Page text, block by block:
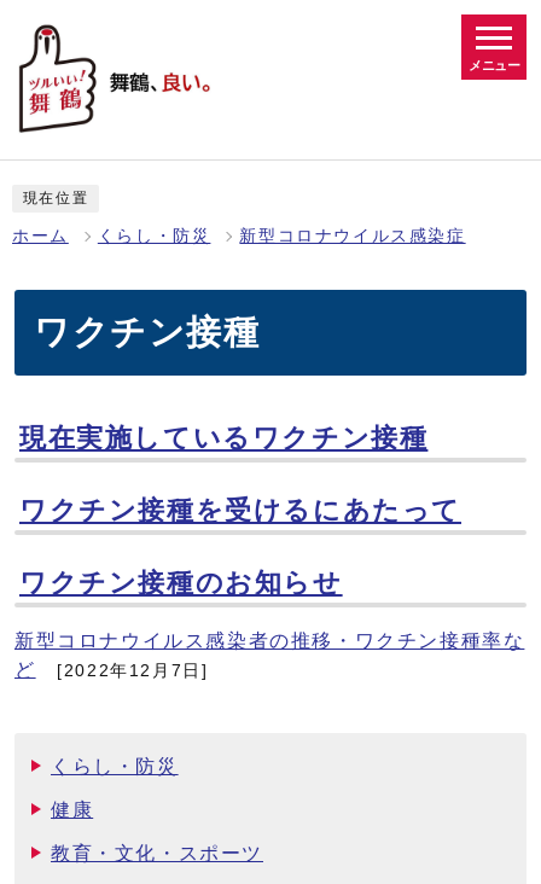
メニュー
現在位置
ホーム くらし・防災 新型コロナウイルス感染症
ワクチン接種
現在実施しているワクチン接種
ワクチン接種を受けるにあたって
ワクチン接種のお知らせ
新型コロナウイルス感染者の推移・ワクチン接種率な
ど
[2022年12月7日]
くらし・防災
健康
教育・文化・スポーツ